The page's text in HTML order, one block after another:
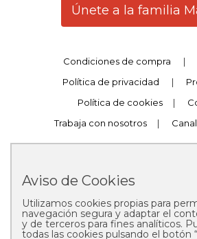
Únete a la familia
Condiciones de compra |
Política de privacidad
|
Política de cookies
|
Trabaja con nosotros
|
Copyright © 2025 Pastelería
Aviso de Cookies
Utilizamos cookies propias para
navegación segura y adaptar el
y de terceros para fines analíticos.
todas las cookies pulsando el botón